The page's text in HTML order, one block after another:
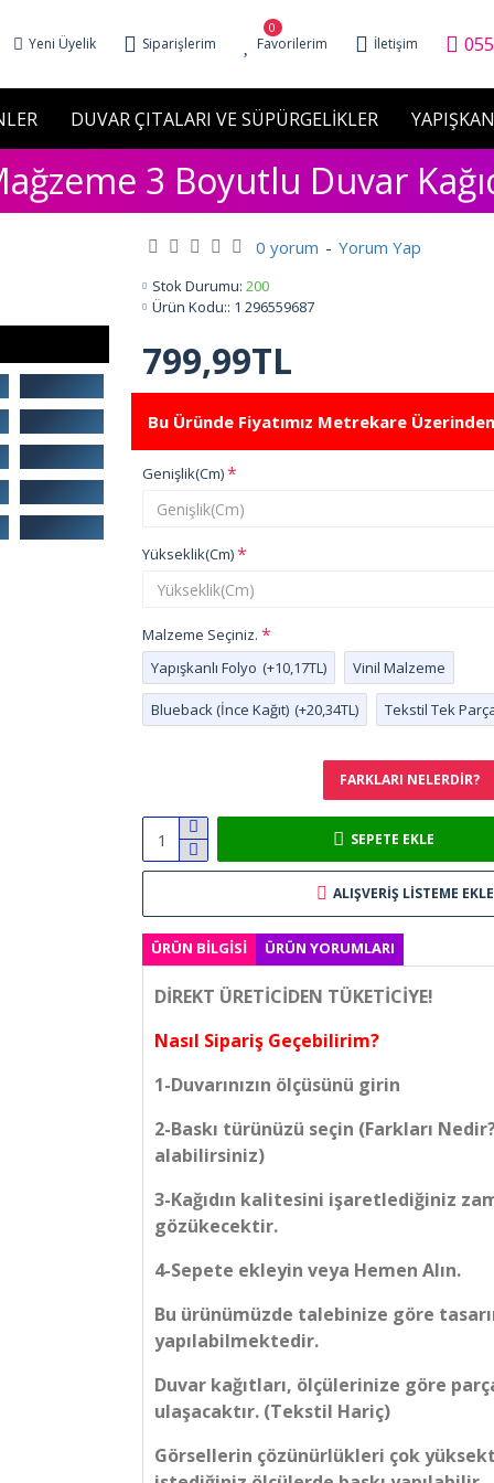
Yeni Üyelik Siparişlerim Favorilerim
0
İletişim
DUVAR ÇITALARI VE SÜPÜRGELİKLER
3 Boyutlu Duvar
FARKLARI NELERDIR?
Bu Üründe Fiyatımız Metrekare
Stok Durumu: 200
Ürün Kodu:: 1 296559687
0 yorum - Yorum Yap
799,99TL
Genişlik(Cm)
Yükseklik(Cm)
Malzeme Seçiniz.
Yapışkanlı Folyo (+10,17TL) Vinil Malzeme
Blueback (İnce Kağıt) (+20,34TL) Tekstil Tek
SEPETE EKLE
ALIŞVERIŞ LISTEME EKLE
ÜRÜN BILGISI ÜRÜN YORUMLARI
DİREKT ÜRETİCİDEN TÜKETİCİYE!
Nasıl Sipariş Geçebilirim?
1-Duvarınızın ölçüsünü girin
2-Baskı türünüzü seçin (Farkları
alabilirsiniz)
3-Kağıdın kalitesini işaretlediğiniz
gözükecektir.
4-Sepete ekleyin veya Hemen Alın.
Bu ürünümüzde talebinize göre
yapılabilmektedir.
Duvar kağıtları, ölçülerinize göre
ulaşacaktır. (Tekstil Hariç)
Görsellerin çözünürlükleri çok